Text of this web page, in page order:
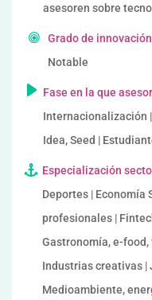
asesoren sobre
Grado de
Notable
Fase en la que
Internacionalización
Idea, Seed |
Especialización
Deportes | Economía
profesionales |
Gastronomía, e-
Industrias creativas |
Medioambiente,